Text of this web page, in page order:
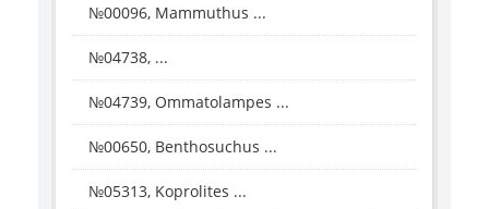
№00096, Mammuthus ...
№04738, ...
№04739, Ommatolampes ...
№00650, Benthosuchus ...
№05313, Koprolites ...